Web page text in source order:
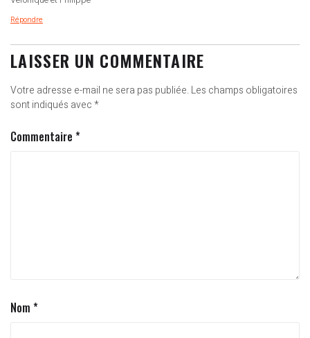
Répondre
LAISSER UN COMMENTAIRE
Votre adresse e-mail ne sera pas publiée. Les champs obligatoires
sont indiqués avec*
Commentaire *
Nom *